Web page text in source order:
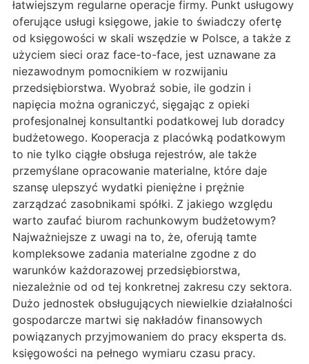
łatwiejszym regularne operacje firmy. Punkt usługowy
oferujące usługi księgowe, jakie to świadczy ofertę
od księgowości w skali wszędzie w Polsce, a także z
użyciem sieci oraz face-to-face, jest uznawane za
niezawodnym pomocnikiem w rozwijaniu
przedsiębiorstwa. Wyobraź sobie, ile godzin i
napięcia można ograniczyć, sięgając z opieki
profesjonalnej konsultantki podatkowej lub doradcy
budżetowego. Kooperacja z placówką podatkowym
to nie tylko ciągłe obsługa rejestrów, ale także
przemyślane opracowanie materialne, które daje
szansę ulepszyć wydatki pieniężne i prężnie
zarządzać zasobnikami spółki. Z jakiego względu
warto zaufać biurom rachunkowym budżetowym?
Najważniejsze z uwagi na to, że, oferują tamte
kompleksowe zadania materialne zgodne z do
warunków każdorazowej przedsiębiorstwa,
niezależnie od od tej konkretnej zakresu czy sektora.
Dużo jednostek obsługujących niewielkie działalności
gospodarcze martwi się nakładów finansowych
powiązanych przyjmowaniem do pracy eksperta ds.
księgowości na pełnego wymiaru czasu pracy.